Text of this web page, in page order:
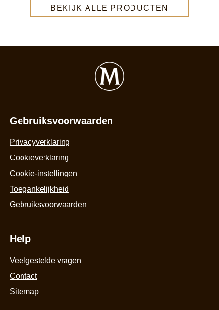
BEKIJK ALLE PRODUCTEN
Gebruiksvoorwaarden
Privacyverklaring
Cookieverklaring
Cookie-instellingen
Toegankelijkheid
Gebruiksvoorwaarden
Help
Veelgestelde vragen
Contact
Sitemap